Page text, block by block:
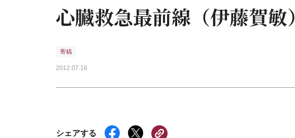
心臓救急最前線（伊藤賀敏）
寄稿
2012.07.16
シェアする